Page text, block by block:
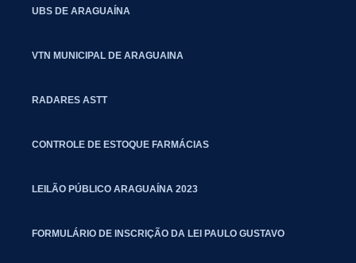
UBS DE ARAGUAÍNA
VTN MUNICIPAL DE ARAGUAINA
RADARES ASTT
CONTROLE DE ESTOQUE FARMÁCIAS
LEILÃO PÚBLICO ARAGUAÍNA 2023
FORMULÁRIO DE INSCRIÇÃO DA LEI PAULO GUSTAVO